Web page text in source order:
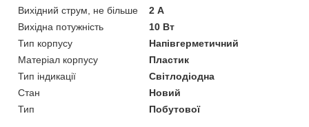
Вихідний струм, не більше
2 А
Вихідна потужність
10 Вт
Тип корпусу
Напівгерметичний
Матеріал корпусу
Пластик
Тип індикації
Світлодіодна
Стан
Новий
Тип
Побутової